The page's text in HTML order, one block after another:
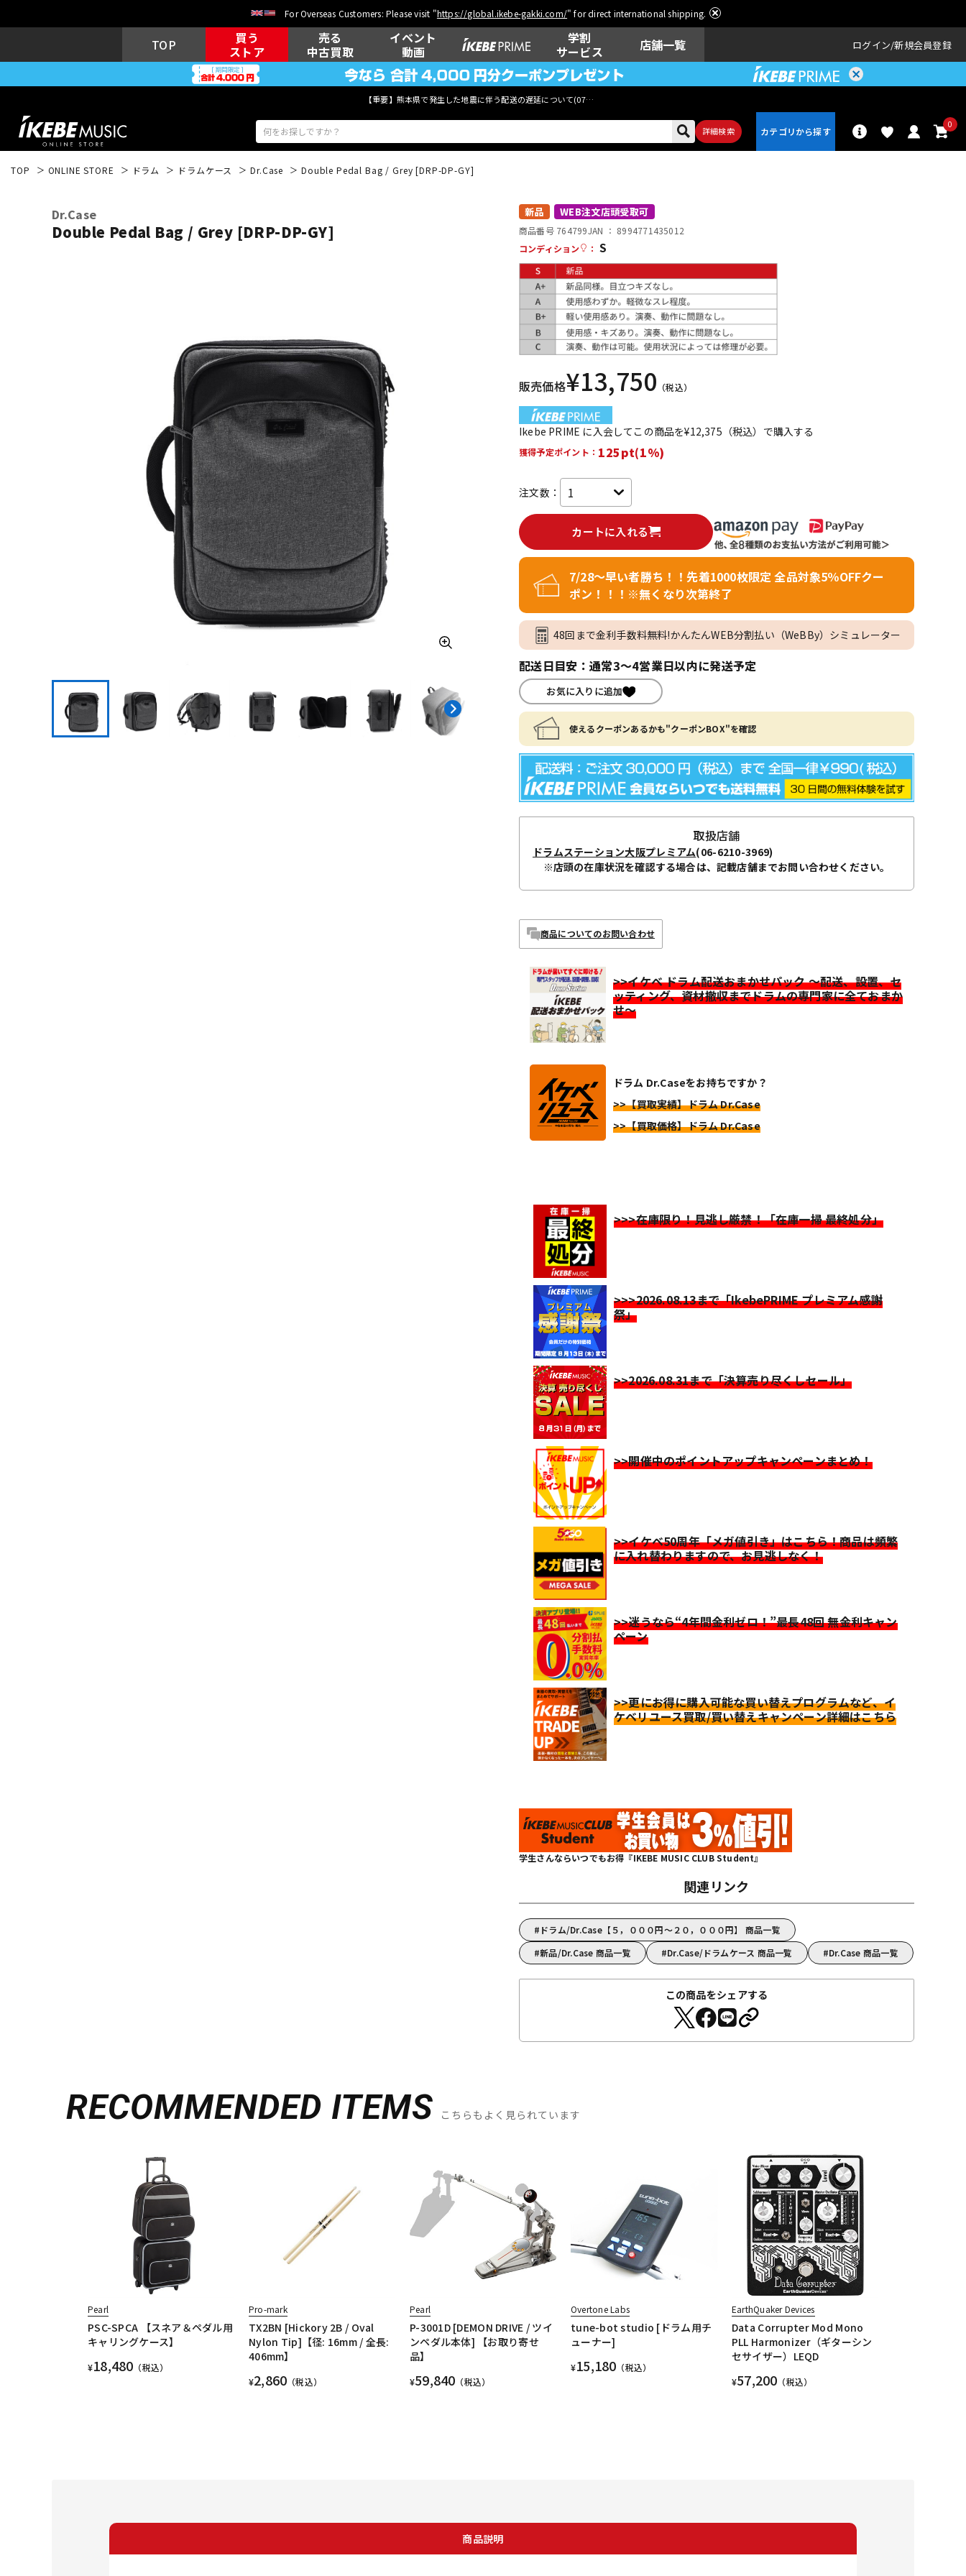
For Overseas Customers: Please visit "https://global.ikebe-gakki.com/" for direct international shipping.
TOP
買う
ストア
売る
中古買取
イベント
動画
学割
サービス
店舗一覧 ログイン 新規会員登録
【重要】熊本県で発生した地震に伴う配送の遅延について(07月29日
詳細検索
0
ウクレレ
その他楽器
DTM レコーディン
グ機器
配信/ライブ
機器
ヴィンテージ
TOP ONLINE STORE ドラム ドラムケース Dr.Case Double Pedal Bag / Grey [DRP-DP-GY]
Dr.Case
Double Pedal Bag / Grey [DRP-DP-GY]
新品 WEB注文店頭受取可
商品番号 764799JAN ： 8994771435012
コンディション
： S
販売価格¥13,750 （税込）
Ikebe PRIME に入会してこの商品を¥12,375（税込）で購入する
獲得予定ポイント： 125pt(1%)
注文数：
カートに入れる
7/28～早い者勝ち！！先着1000枚限定 全品対象5％OFFクー
ポン！！！※無くなり次第終了
48回まで金利手数料無料!かんたんWEB分割払い（WeBBy）シミュレーター
配送日目安：通常3～4営業日以内に発送予定
お気に入りに追加
使えるクーポンあるかも"クーポンBOX"を確認
取扱店舗
ドラムステーション大阪プレミアム(06-6210-3969)
※店頭の在庫状況を確認する場合は、記載店舗までお問い合わせください。
商品についてのお問い合わせ
>>イケベ ドラム配送おまかせパック ～配送、設置、セ
ッティング、資材撤収までドラムの専門家に全ておまか
せ～
ドラム Dr.Caseをお持ちですか？
>>【買取実績】ドラム Dr.Case
>>【買取価格】ドラム Dr.Case
>>>在庫限り！見逃し厳禁！「在庫一掃 最終処分」
>>>2026.08.13まで「IkebePRIME プレミアム感謝
祭」
>>2026.08.31まで「決算売り尽くしセール」
>>開催中のポイントアップキャンペーンまとめ！
>>イケベ50周年「メガ値引き」はこちら！商品は頻繁
に入れ替わりますので、お見逃しなく！
>>迷うなら“4年間金利ゼロ！”最長48回 無金利キャン
ペーン
>>更にお得に購入可能な買い替えプログラムなど、イ
ケベリユース買取/買い替えキャンペーン詳細はこちら
学生さんならいつでもお得『IKEBE MUSIC CLUB Student』
関連リンク
ドラム/Dr.Case【５，０００円～２０，０００円】 商品一覧
新品/Dr.Case 商品一覧
Dr.Case/ドラムケース 商品一覧 Dr.Case 商品一覧
この商品をシェアする
RECOMMENDED ITEMS こちらもよく見られています
Pearl
PSC-SPCA 【スネア＆ペダル用
キャリングケース】
¥18,480 （税込）
Pro-mark
TX2BN [Hickory 2B / Oval
Nylon Tip]【径: 16mm / 全長:
406mm】
¥2,860 （税込）
Pearl
P-3001D [DEMON DRIVE / ツイ
ンペダル本体] 【お取り寄せ
品】
¥59,840 （税込）
Overtone Labs
tune-bot studio [ドラム用チ
ューナー]
¥15,180 （税込）
EarthQuaker Devices
Data Corrupter Mod Mono
PLL Harmonizer（ギターシン
セサイザー）LEQD
¥57,200 （税込）
商品説明